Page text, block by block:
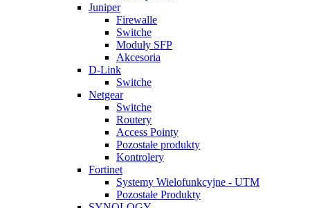
Juniper
Firewalle
Switche
Moduły SFP
Akcesoria
D-Link
Switche
Netgear
Switche
Routery
Access Pointy
Pozostałe produkty
Kontrolery
Fortinet
Systemy Wielofunkcyjne - UTM
Pozostałe Produkty